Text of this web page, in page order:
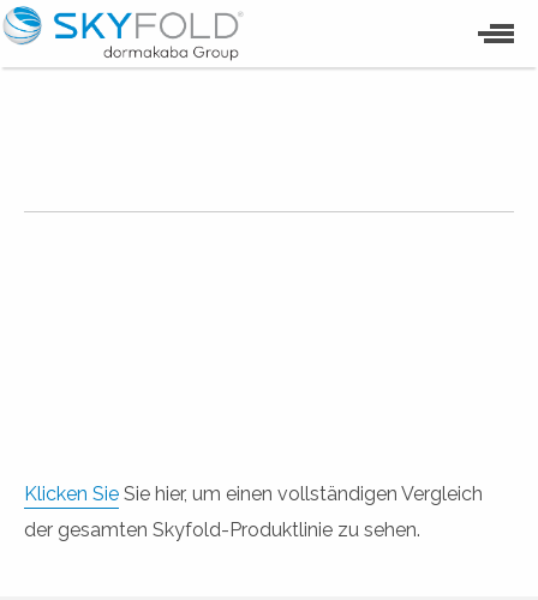
Klicken Sie Sie hier, um einen vollständigen Vergleich
der gesamten Skyfold-Produktlinie zu sehen.